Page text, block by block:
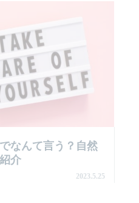
なんて言う？自然
介
2023.5.25